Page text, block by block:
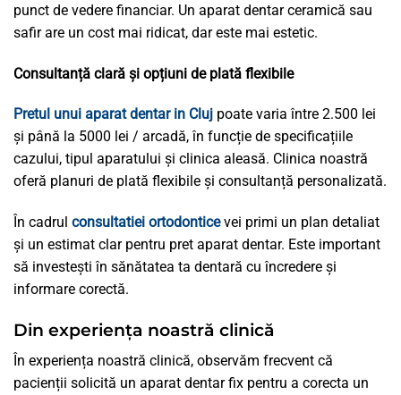
punct de vedere financiar. Un aparat dentar ceramică sau
safir are un cost mai ridicat, dar este mai estetic.
Consultanță clară și opțiuni de plată flexibile
Pretul unui aparat dentar in Cluj poate varia între 2.500 lei
și până la 5000 lei / arcadă, în funcție de specificațiile
cazului, tipul aparatului și clinica aleasă. Clinica noastră
oferă planuri de plată flexibile și consultanță personalizată.
În cadrul consultatiei ortodonticevei primi un plan detaliat
și un estimat clar pentru pret aparat dentar. Este important
să investești în sănătatea ta dentară cu încredere și
informare corectă.
Din experiența noastră clinică
În experiența noastră clinică, observăm frecvent că
pacienții solicită un aparat dentar fix pentru a corecta un